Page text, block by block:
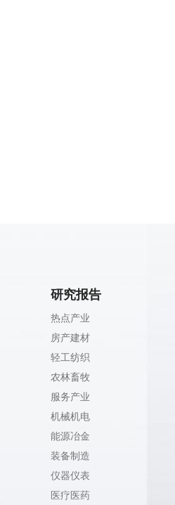
研究报告
热点产业
房产建材
轻工纺织
农林畜牧
服务产业
机械机电
能源冶金
装备制造
仪器仪表
医疗医药